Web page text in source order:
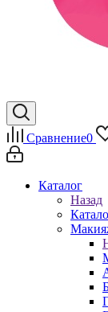
Сравнение0
Каталог
Назад